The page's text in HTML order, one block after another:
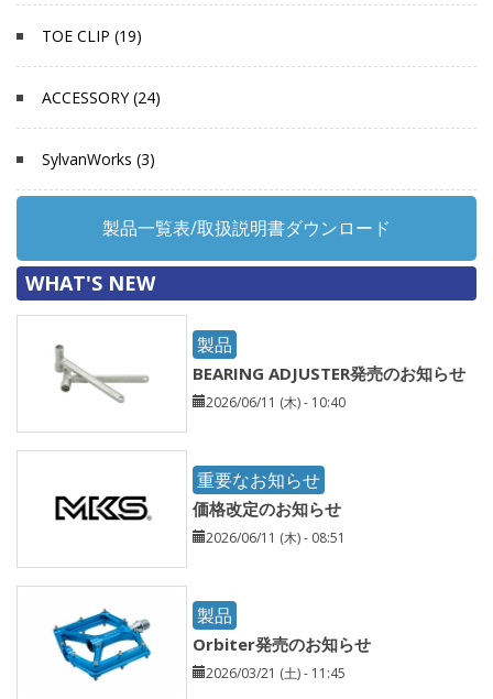
TOE CLIP (19)
ACCESSORY (24)
SylvanWorks (3)
製品一覧表/取扱説明書ダウンロード
WHAT'S NEW
製品
BEARING ADJUSTER発売のお知らせ
2026/06/11 (木) - 10:40
重要なお知らせ
価格改定のお知らせ
2026/06/11 (木) - 08:51
製品
Orbiter発売のお知らせ
2026/03/21 (土) - 11:45